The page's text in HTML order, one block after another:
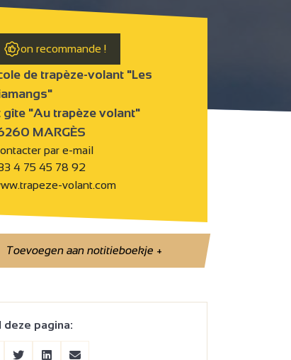
on recommande !
de trapèze-volant "Les
gîte "Au trapèze volant"
MARGÈS
par e-mail
4 75 45 78 92
volant.com
Toevoegen aan notitieboekje+
deze pagina: